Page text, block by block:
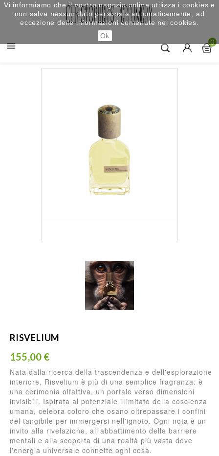
 0
RISVELIUM
155,00 €
Nata dalla ricerca della trascendenza e dell'esplorazione
interiore, Risvelium è più di una semplice fragranza: è
una cerimonia olfattiva, un portale verso dimensioni
invisibili. Ispirata al potenziale illimitato della coscienza
umana, celebra coloro che osano oltrepassare i confini
del tangibile per immergersi nell'ignoto. Ogni nota è un
invito alla rivelazione, all'abbattimento delle barriere
mentali e alla scoperta di una realtà più vasta dove
l'energia universale connette ogni cosa.
Vi informiamo che il nostro negozio online utilizza i cookies e
non salva nessun dato personale automaticamente, ad
eccezione delle informazioni contenute nei cookies.
Ok